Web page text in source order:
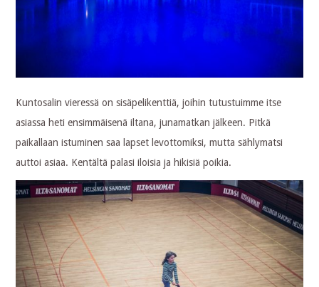
Kuntosalin vieressä on sisäpelikenttiä, joihin tutustuimme itse
asiassa heti ensimmäisenä iltana, junamatkan jälkeen. Pitkä
paikallaan istuminen saa lapset levottomiksi, mutta sählymatsi
auttoi asiaa. Kentältä palasi iloisia ja hikisiä poikia.